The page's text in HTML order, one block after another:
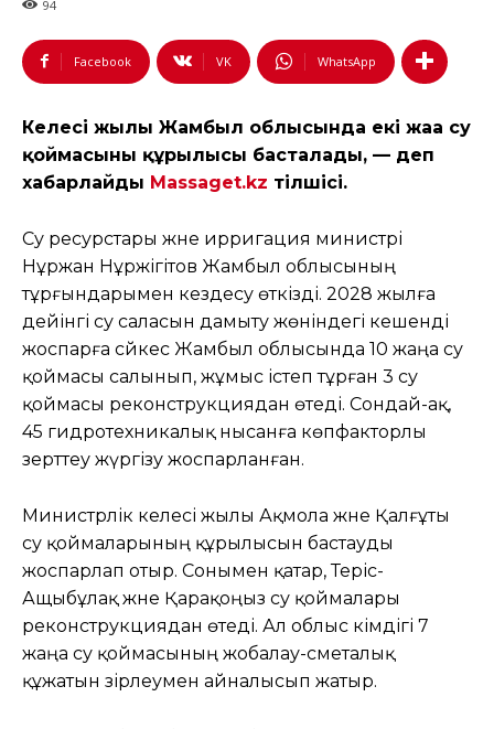
94
Facebook VK WhatsApp
Келесі жылы Жамбыл облысында екі жаңа су
қоймасының құрылысы басталады, — деп
хабарлайды Massaget.kz тілшісі.
Су ресурстары және ирригация министрі
Нұржан Нұржігітов Жамбыл облысының
тұрғындарымен кездесу өткізді. 2028 жылға
дейінгі су саласын дамыту жөніндегі кешенді
жоспарға сәйкес Жамбыл облысында 10 жаңа су
қоймасы салынып, жұмыс істеп тұрған 3 су
қоймасы реконструкциядан өтеді. Сондай-ақ,
45 гидротехникалық нысанға көпфакторлы
зерттеу жүргізу жоспарланған.
Министрлік келесі жылы Ақмола және Қалғұты
су қоймаларының құрылысын бастауды
жоспарлап отыр. Сонымен қатар, Теріс-
Ащыбұлақ және Қарақоңыз су қоймалары
реконструкциядан өтеді. Ал облыс әкімдігі 7
жаңа су қоймасының жобалау-сметалық
құжатын әзірлеумен айналысып жатыр.